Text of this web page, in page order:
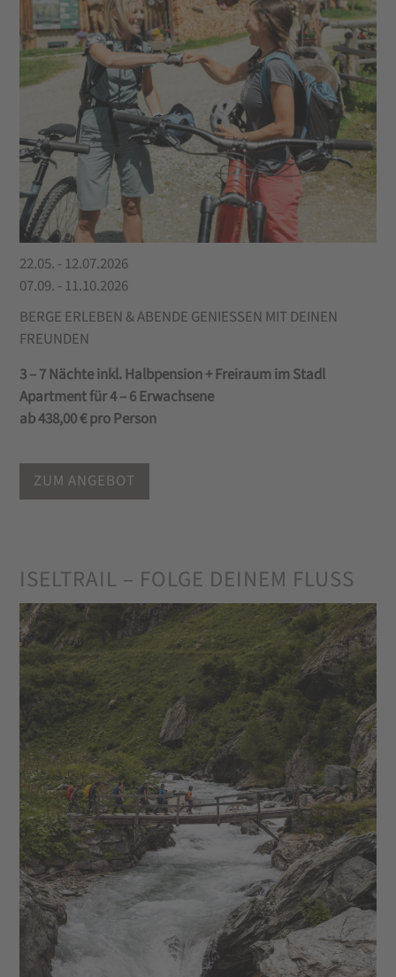
22.05. - 12.07.2026
07.09. - 11.10.2026
BERGE ERLEBEN & ABENDE GENIESSEN MIT DEINEN
FREUNDEN
3 – 7 Nächte inkl. Halbpension + Freiraum im Stadl
Apartment für 4 – 6 Erwachsene
ab 438,00 € pro Person
ZUM ANGEBOT
ISELTRAIL – FOLGE DEINEM FLUSS